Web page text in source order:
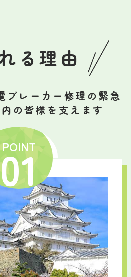
る理由
ブレーカー修理の緊急
の皆様を支えます
POINT